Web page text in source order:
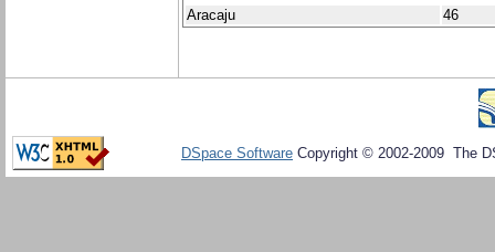
Aracaju 46
DSpace Software Copyright © 2002-2009 The